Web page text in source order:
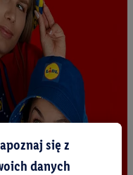
się z
danych